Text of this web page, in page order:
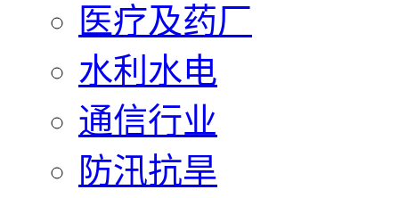
医疗及药厂
水利水电
通信行业
防汛抗旱